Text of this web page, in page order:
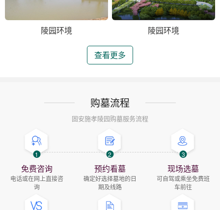
陵园环境 陵园环境
查看更多
购墓流程
固安施孝陵园购墓服务流程
1
免费咨询
电话或在网上直接咨
询
2
预约看墓
确定好选择墓地的日
期及线路
3
现场选墓
可自驾或乘坐免费班
车前往